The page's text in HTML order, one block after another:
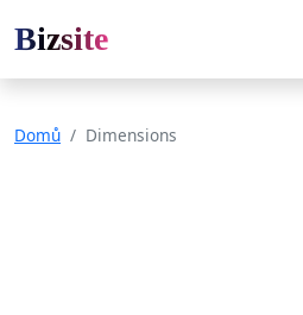
Bizsite
Domů Dimensions